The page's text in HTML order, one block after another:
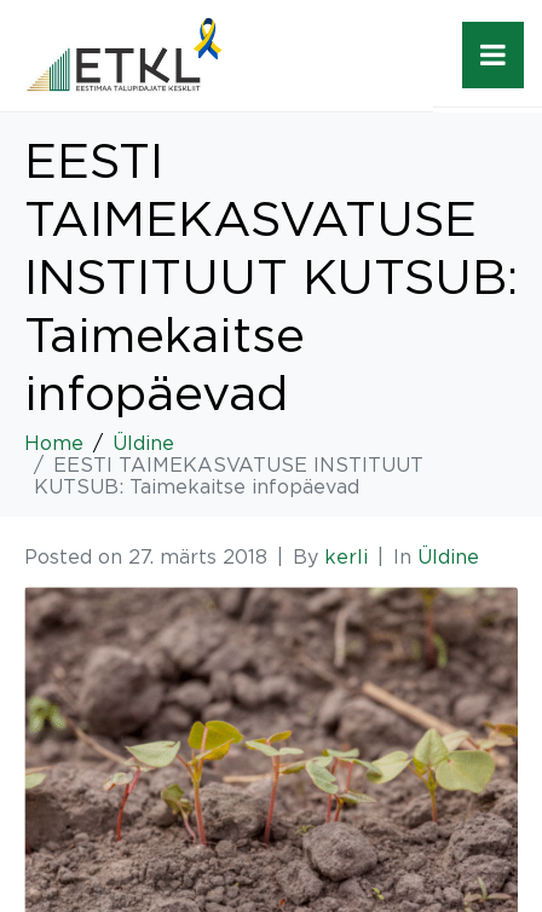
EESTI
TAIMEKASVATUSE
INSTITUUT KUTSUB:
Taimekaitse
infopäevad
Home
Üldine
EESTI TAIMEKASVATUSE INSTITUUT
KUTSUB: Taimekaitse infopäevad
Posted on 27. märts 2018 By kerli In Üldine